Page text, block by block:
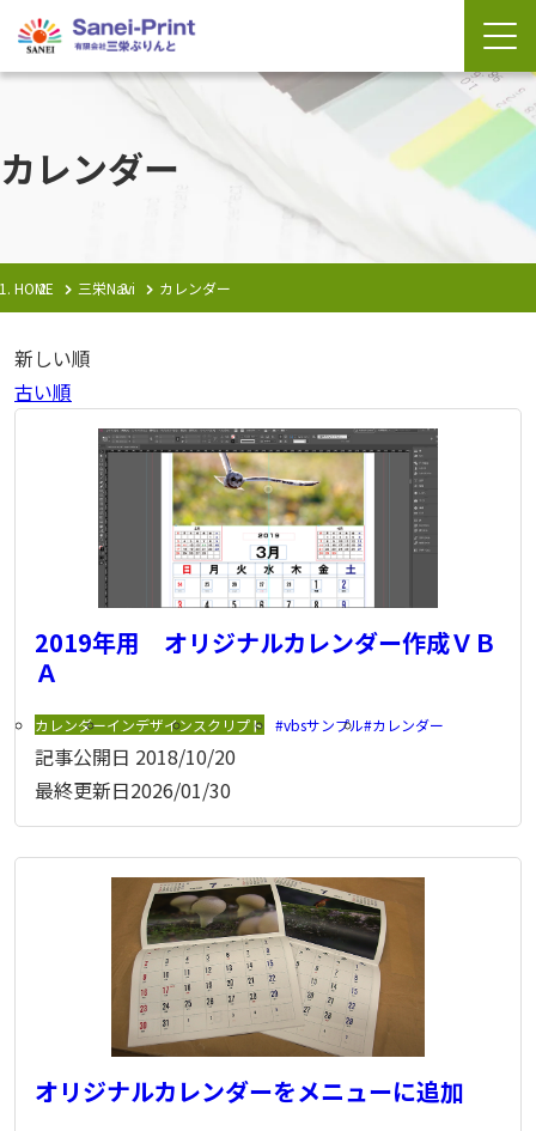
カレンダー
HOME 三栄Navi カレンダー
新しい順
古い順
2019年用 オリジナルカレンダー作成ＶＢ
Ａ
カレンダーインデザインスクリプト vbsサンプル カレンダー
記事公開日 2018/10/20
最終更新日2026/01/30
オリジナルカレンダーをメニューに追加